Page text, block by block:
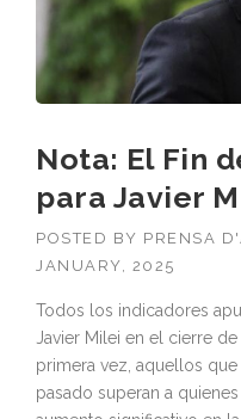
Nota: El Fin
para Javier
POSTED BY PRENSA
JANUARY, 2025
Todos los indicadores
Javier Milei en el cierre
primera vez, aquellos
pasado superan a